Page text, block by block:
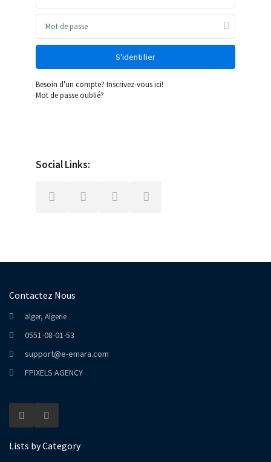
S'identifier
Besoin d'un compte? Inscrivez-vous ici!
Mot de passe oublié?
Social Links:
Contactez Nous
alger, Algerie
0551-08-01-53
support@e-emara.com
FPIXELS AGENCY
Lists by Category